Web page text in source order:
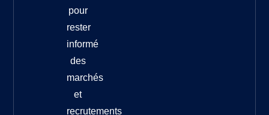
pour
rester
informé
des
marchés
et
recrutements